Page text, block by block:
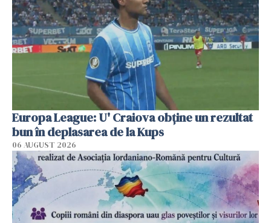
Europa League: U' Craiova obține un rezultat
bun în deplasarea de la Kups
06 AUGUST 2026